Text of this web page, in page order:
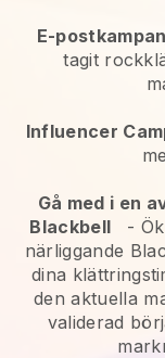
E-
tagit
Influencer
Gå med i en
Blackbell
-
närliggande
dina
den aktuella
validerad